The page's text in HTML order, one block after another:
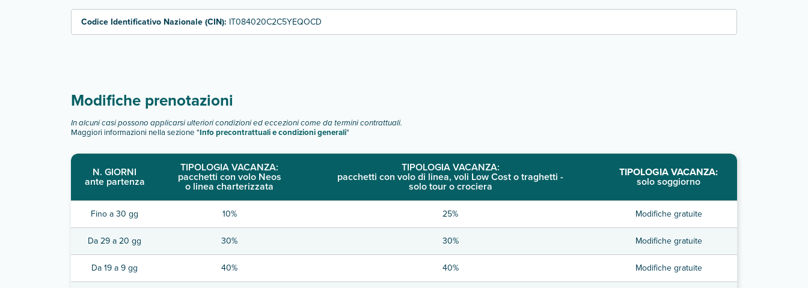
Codice Identificativo Nazionale (CIN): IT084020C2C5YEQOCD
Modifiche prenotazioni
In alcuni casi possono applicarsi ulteriori condizioni ed eccezioni come da termini contrattuali.
Maggiori informazioni nella sezione "Info precontrattuali e condizioni generali"
N. GIORNI
ante partenza
TIPOLOGIA VACANZA:
pacchetti con volo Neos
o linea charterizzata
TIPOLOGIA VACANZA:
pacchetti con volo di linea, voli Low Cost o traghetti -
solo tour o crociera
TIPOLOGIA VACANZA:
solo soggiorno
Fino a 30 gg 10% 25% Modifiche gratuite
Da 29 a 20 gg 30% 30% Modifiche gratuite
Da 19 a 9 gg 40% 40% Modifiche gratuite